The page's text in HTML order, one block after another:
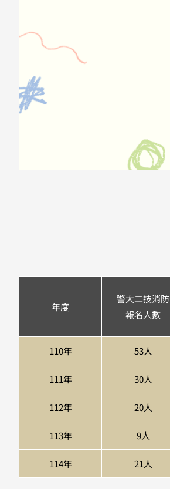
年度
警大二技消防
報名人數
110年 53人
111年 30人
112年 20人
113年 9人
114年 21人